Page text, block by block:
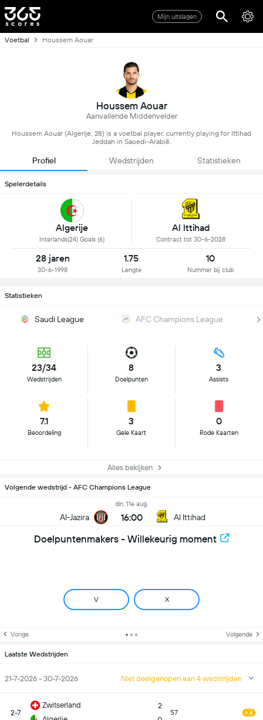
Mijn uitslagen
Voetbal Houssem Aouar
Houssem Aouar
Aanvallende Middenvelder
Houssem Aouar (Algerije, 28) is a voetbal player, currently playing for Ittihad
Jeddah in Saoedi-Arabië.
Profiel Wedstrijden Statistieken
Spelerdetails
Algerije
Interlands(24) Goals (6)
Al Ittihad
Contract tot 30-6-2028
28 jaren
30-6-1998
1.75
Lengte
10
Nummer bij club
Statistieken
Saudi League AFC Champions League
23/34
Wedstrijden
8
Doelpunten
3
Assists
7.1
Beoordeling
3
Gele Kaart
0
Rode Kaarten
Alles bekijken
Volgende wedstrijd - AFC Champions League
Al-Jazira
din, 11e aug.
16:00 Al Ittihad
Doelpuntenmakers - Willekeurig moment
V X
Vorige Volgende
Laatste Wedstrijden
21-7-2026 - 30-7-2026 Niet deelgenopen aan 4 wedstrijden
2-7
Zwitserland
2
57 6.8